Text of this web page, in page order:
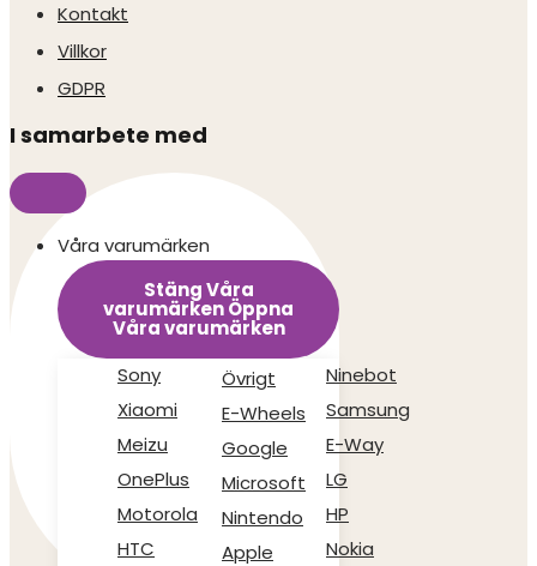
Kontakt
Villkor
GDPR
I samarbete med
Våra varumärken
Stäng Våra
varumärkenÖppna
Våra varumärken
Sony
Xiaomi
Meizu
OnePlus
Motorola
HTC
Övrigt
E-Wheels
Google
Microsoft
Nintendo
Apple
Ninebot
Samsung
E-Way
LG
HP
Nokia